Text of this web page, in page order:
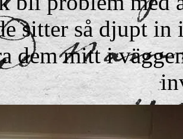
sitter så djupt in
dem mitt i